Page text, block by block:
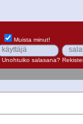
Muista minut!
Unohtuiko salasana?